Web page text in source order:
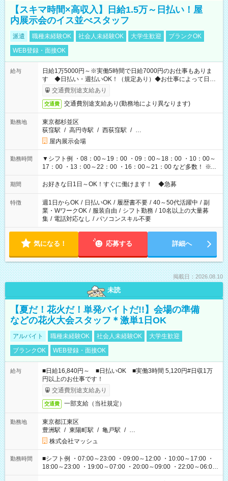
【スキマ時間×高収入】日給1.5万～日払い！屋
内展示会のイス並べスタッフ
派遣 職種未経験OK 社会人未経験OK 大学生歓迎
ブランクOK
WEB登録・面接OK
給与
日給1万5000円～※実働5時間で日給7000円のお仕事もありま
す ◆日払い・週払いOK！（規定あり）◆お仕事によって日給
も異なります
交通費別途支給あり
交通費 交通費別途支給あり(勤務地により異なります)
勤務地
東京都杉並区
荻窪駅 / 高円寺駅 / 西荻窪駅 / …
屋内展示会場
勤務時間
▼シフト例 ・08：00～19：00 ・09：00～18：00 ・10：00～
17：00 ・13：00～22：00 ・16：00～21：00 など多数！ ※お
仕事により勤務時間が異なります
期間 お好きな日1日～OK！すぐに働けます！ ◆急募
特徴 週1日からOK / 日払いOK / 履歴書不要 / 40～50代活躍中 / 副
業・WワークOK / 服装自由 / シフト勤務 / 10名以上の大量募
集 / 電話対応なし / パソコンスキル不要
気になる！ 応募する 詳細へ
掲載日：2026.08.10
未読
【夏だ！花火だ！単発バイトだ!!】会場の準備
などの花火大会スタッフ＊激単1日OK
アルバイト 職種未経験OK 社会人未経験OK
大学生歓迎
ブランクOK
WEB登録・面接OK
給与
■日給16,840円～ ■日払いOK ■実働3時間 5,120円#日収1万
円以上のお仕事です！
交通費別途支給あり
交通費 一部支給（当社規定）
勤務地
東京都江東区
豊洲駅 / 東陽町駅 / 亀戸駅 / …
株式会社マッシュ
勤務時間
■シフト例 ・07:00～23:00 ・09:00～12:00 ・10:00～17:00 ・
18:00～23:00 ・19:00～07:00 ・20:00～09:00 ・22:00～06:00
etc ★最短3時間で5,120円のお仕事から／15時間で2万円近く稼